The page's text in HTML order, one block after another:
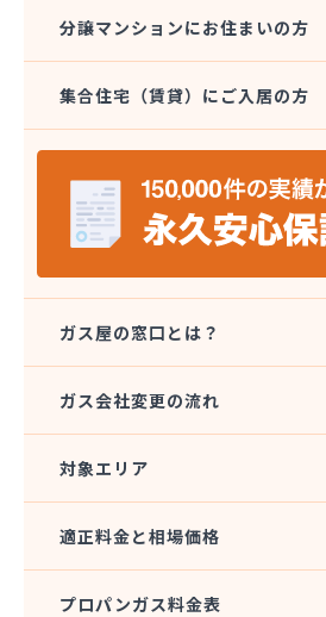
平尾商店
北村産業株式会社
木下商店
木村商事
木村薬局
柳田燃料店
有限会社ハーティすぎもと
有限会社ホリウチ
有限会社吉村商事
有限会社久保商事
分譲マンションにお住まいの方
集合住宅（賃貸）にご入居の方
ガス屋の窓口とは？
ガス会社変更の流れ
対象エリア
適正料金と相場価格
プロパンガス料金表